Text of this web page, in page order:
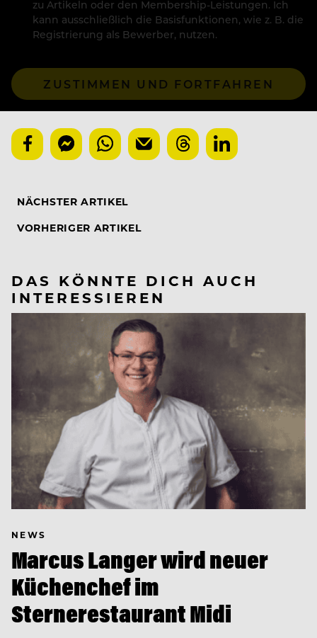
zu Artikeln oder den Membership-Leistungen. Ich
kann ausschließlich die Basisfunktionen, wie z. B. die
Registrierung als Bewerber, nutzen.
ZUSTIMMEN UND FORTFAHREN
NÄCHSTER ARTIKEL
VORHERIGER ARTIKEL
DAS KÖNNTE DICH AUCH
INTERESSIEREN
NEWS
Marcus Langer wird neuer
Küchenchef im
Sternerestaurant Midi